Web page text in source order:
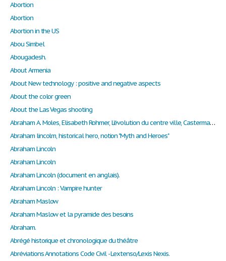
Abortion
Abortion
Abortion in the US
Abou Simbel
Abougadesh.
About Armenia
About New technology : positive and negative aspects
About the color green
About the Las Vegas shooting
Abraham A. Moles, Elisabeth Rohmer, L’évolution du centre ville, Castermann,1978.
Abraham lincolm, historical hero, notion "Myth and Heroes"
Abraham Lincoln
Abraham Lincoln
Abraham Lincoln (document en anglais).
Abraham Lincoln : Vampire hunter
Abraham Maslow
Abraham Maslow et la pyramide des besoins
Abraham.
Abrégé historique et chronologique du théâtre
Abréviations Annotations Code Civil - Lextenso/Lexis Nexis.